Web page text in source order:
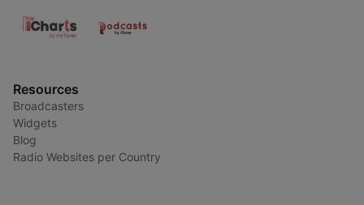
Resources
Broadcasters
Widgets
Blog
Radio Websites per Country